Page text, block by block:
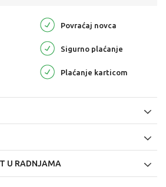
Povraćaj novca
Sigurno plaćanje
Plaćanje karticom
U RADNJAMA